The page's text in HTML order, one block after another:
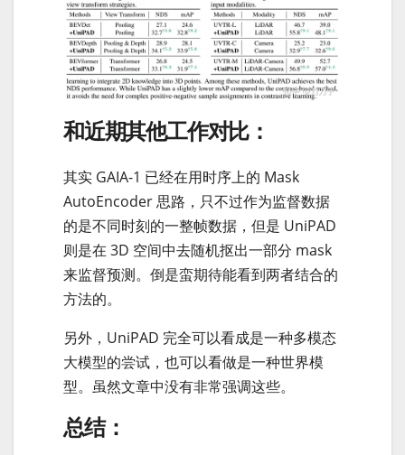
和近期其他工作对比：
其实 GAIA-1 已经在用时序上的 Mask
AutoEncoder 思路，只不过作为监督数据
的是不同时刻的一整帧数据，但是 UniPAD
则是在 3D 空间中去随机抠出一部分 mask
来监督预测。倒是蛮期待能看到两者结合的
方法的。
另外，UniPAD 完全可以看成是一种多模态
大模型的尝试，也可以看做是一种世界模
型。虽然文章中没有非常强调这些。
总结：